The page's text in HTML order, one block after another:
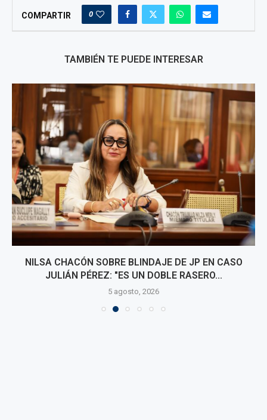
COMPARTIR 0
TAMBIÉN TE PUEDE INTERESAR
NILSA CHACÓN SOBRE BLINDAJE DE JP EN CASO
JULIÁN PÉREZ: "ES UN DOBLE RASERO...
5 agosto, 2026